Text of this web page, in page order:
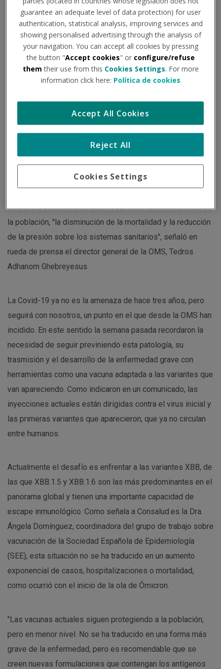
Institución - Fuente:consalud.esTipo de documento: Noticia
Tras el llamamiento de la OMS de actualizar la composición
de las vacunas Covid-19 para adaptarlas a las nuevas
variantes, Consalud.es se pone en contacto con expertos
que explican la necesidad de esta medida y la actual
situación de la pandemia.
A principios del mes de mayo la Organización Mundial de la
Salud (OMS) declaró el fin de la emergencia sanitaria de la
pandemia Covid-19. Un paso con el que el organismo de
tendencia descendente ante el aumento de la inmunidad de
la población, "la disminución de la mortalidad y la reducción
de la presión sobre los sistemas sanitarios", señaló en
rueda de prensa el director general de la OMS, Tedros
Adhanom Ghebreyesus.
La Covid-19 ya no es la amenaza de hace tres años, pero
seguirá con nosotros, un punto en el que desde la OMS han
incidido. En este sentido la semana pasada recordaron la
necesidad de seguir previniendo esta patología, su
trasmisión y el desarrollo de la enfermedad grave con
herramientas como una vacuna adaptada a las variantes que
van apareciendo. Como indicaron en un comunicado, las
inyecciones actuales están dirigidas contra el virus inicial y
las primeras variantes que aparecieron, que ya no circulan
entre humanos.
Actualmente el desafío es enfrentar a las variantes XBB, de
las que XBB.1.5 y XBB.1.6 son las más predominantes en el
panorama global y tienen una importante capacidad de
escape inmunológico. Como señala a Consalud.es la Dra.
Ángela Domínguez, coordinadora del grupo de trabajo sobre
vacunación de la Sociedad Española de Epidemiología
(SEE), esta situación no se ha traducido en un aumento
exponencial de casos, hospitalizaciones o mortalidad,
como ocurrió con el inicio de la ola de Ómicron.
"Las vacunas actuales siguen protegiendo a la población,
pero en menor nivel. No se ha traducido en una forma más
grave de la enfermedad, pero es recomendable que se
creen nuevas formulaciones que contengan los antígenos
guarantee an adequate level of data protection) for user
authentication, statistical analysis, improving services and
showing personalised advertising through the analysis of
your navigation. You can accept all cookies by pressing
the button "Accept cookies" or configure/refuse
them their use from this Cookies Settings. For more
information click here: Política de cookies
Cookies Settings
Reject All
Accept All Cookies